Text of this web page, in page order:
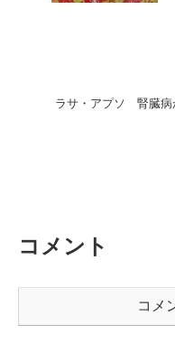
ラサ・アプソ 腎臓病
コメント
コメ